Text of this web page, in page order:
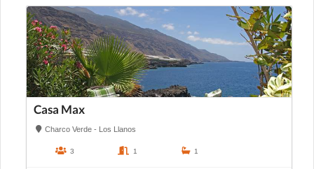
Casa Max
Charco Verde - Los Llanos
3 1 1